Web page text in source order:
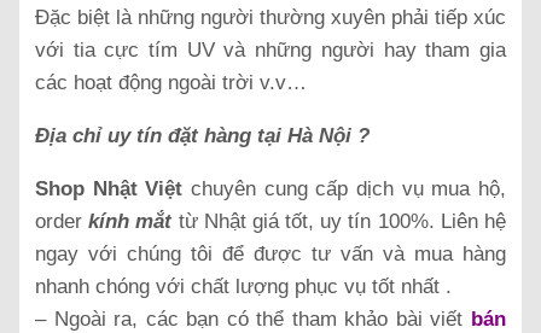
Đặc biệt là những người thường xuyên phải tiếp xúc
với tia cực tím UV và những người hay tham gia
các hoạt động ngoài trời v.v…
Địa chỉ uy tín đặt hàng tại Hà Nội ?
Shop Nhật Việt chuyên cung cấp dịch vụ mua hộ,
order kính mắt từ Nhật giá tốt, uy tín 100%. Liên hệ
ngay với chúng tôi để được tư vấn và mua hàng
nhanh chóng với chất lượng phục vụ tốt nhất .
– Ngoài ra, các bạn có thể tham khảo bài viết bán